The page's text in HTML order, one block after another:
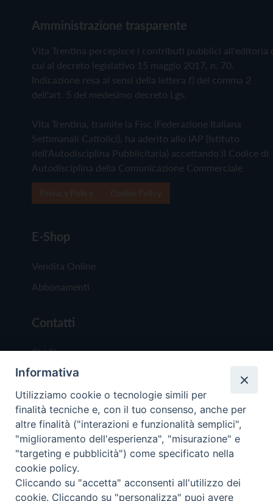
Amministrazione trasparente
Vita Trentina percepisce i contributi pubblici all'editoria
cui al decreto legislativo 15 maggio 2017, n. 70.
Indicazione resa ai sensi della lettera f) del comma 2
dell'art. 5 del medesimo decreto Lgs.
Vita Trentina, tramite la Fisc (Federazione Italiana
Settimanali Cattolici), ha aderito allo IAP (Istituto
dell'Autodisciplina Pubblicitaria) accettando il Codice di
Autodisciplina della Comunicazione Commerciale
E-Shop
Vendita Online
Abbonamenti
Contatti
Chi Siamo
Redazione
Scrivici
Copyright © 2019 - Tutti i diritti riservati - Vita
Trentina Editrice
Informativa
Utilizziamo cookie o tecnologie simili per
finalità tecniche e, con il tuo consenso, anche per
altre finalità ("interazioni e funzionalità semplici",
"miglioramento dell'esperienza", "misurazione" e
"targeting e pubblicità") come specificato nella
cookie policy.
Cliccando su "accetta" acconsenti all'utilizzo dei
cookie. Cliccando su "personalizza" puoi avere